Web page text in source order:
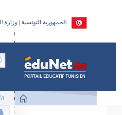
الجمهورية التونسية | وزارة